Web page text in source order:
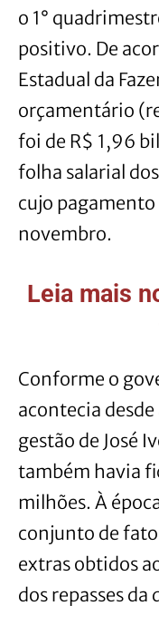
o 1°
positivo. De
Estadual da
orçamentário
foi de R$ 1,96
folha salarial
cujo pagamento
novembro.
Leia mais
Conforme o
acontecia desde
gestão de José
também havia
milhões. À
conjunto de
extras obtidos
dos repasses da